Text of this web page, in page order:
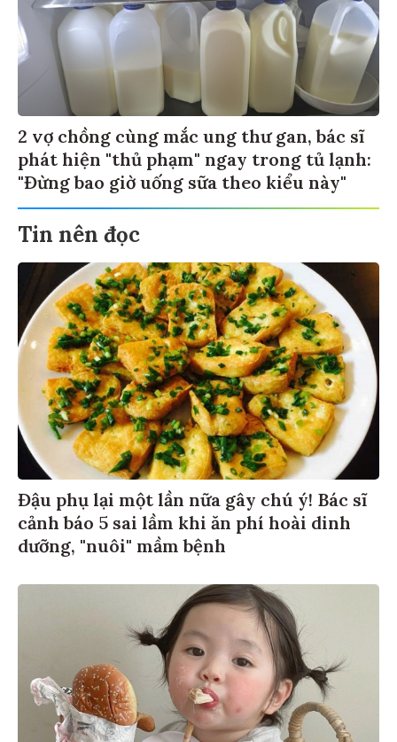
2 vợ chồng cùng mắc ung thư gan, bác sĩ
phát hiện "thủ phạm" ngay trong tủ lạnh:
"Đừng bao giờ uống sữa theo kiểu này"
Tin nên đọc
Đậu phụ lại một lần nữa gây chú ý! Bác sĩ
cảnh báo 5 sai lầm khi ăn phí hoài dinh
dưỡng, "nuôi" mầm bệnh